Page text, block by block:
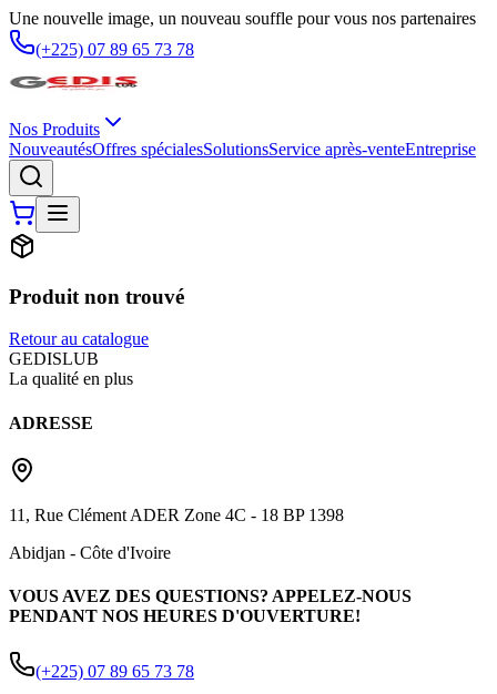
Une nouvelle image, un nouveau souffle pour vous nos partenaires
(+225) 07 89 65 73 78
Nos Produits
NouveautésOffres spécialesSolutionsService après-venteEntreprise
Produit non trouvé
Retour au catalogue
GEDISLUB
La qualité en plus
ADRESSE
11, Rue Clément ADER Zone 4C - 18 BP 1398
Abidjan - Côte d'Ivoire
VOUS AVEZ DES QUESTIONS? APPELEZ-NOUS
PENDANT NOS HEURES D'OUVERTURE!
(+225) 07 89 65 73 78